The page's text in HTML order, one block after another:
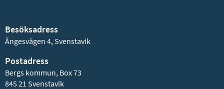
Besöksadress
Ängesvägen 4, Svenstavik
Postadress
Bergs kommun, Box 73
845 21 Svenstavik